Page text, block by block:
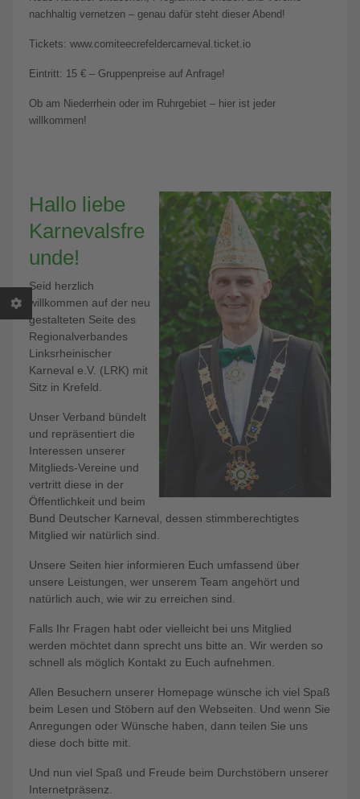
nachhaltig vernetzen – genau dafür steht dieser Abend!
Tickets: www.comiteecrefeldercarneval.ticket.io
Eintritt: 15 € – Gruppenpreise auf Anfrage!
Ob am Niederrhein oder im Ruhrgebiet – hier ist jeder
willkommen!
Hallo liebe
Karnevalsfre
unde!
Seid herzlich
willkommen auf der neu
gestalteten Seite des
Regionalverbandes
Linksrheinischer
Karneval e.V. (LRK) mit
Sitz in Krefeld.
Unser Verband bündelt
und repräsentiert die
Interessen unserer
Mitglieds-Vereine und
vertritt diese in der
Öffentlichkeit und beim
Bund Deutscher Karneval, dessen stimmberechtigtes
Mitglied wir natürlich sind.
Unsere Seiten hier informieren Euch umfassend über
unsere Leistungen, wer unserem Team angehört und
natürlich auch, wie wir zu erreichen sind.
Falls Ihr Fragen habt oder vielleicht bei uns Mitglied
werden möchtet dann sprecht uns bitte an. Wir werden so
schnell als möglich Kontakt zu Euch aufnehmen.
Allen Besuchern unserer Homepage wünsche ich viel Spaß
beim Lesen und Stöbern auf den Webseiten. Und wenn Sie
Anregungen oder Wünsche haben, dann teilen Sie uns
diese doch bitte mit.
Und nun viel Spaß und Freude beim Durchstöbern unserer
Internetpräsenz.